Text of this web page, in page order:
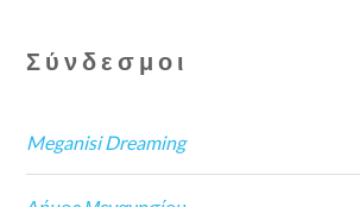
Σύνδεσμοι
Meganisi Dreaming